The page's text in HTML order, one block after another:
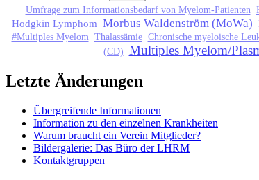
Suchformular
Umfrage zum Informationsbedarf von Myelom-Patienten
Hodgkin Lymphom Morbus Waldenström (MoWa)
#Multiples Myelom Thalassämie Chronische myeloische
(CD) Multiples Myelom/
Letzte Änderungen
Übergreifende Informationen
Information zu den einzelnen Krankheiten
Warum braucht ein Verein Mitglieder?
Bildergalerie: Das Büro der LHRM
Kontaktgruppen